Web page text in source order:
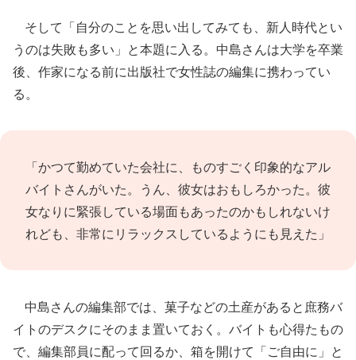
そして「自分のことを思い出してみても、新人時代とい
うのは失敗も多い」と本題に入る。中島さんは大学を卒業
後、作家になる前に出版社で女性誌の編集に携わってい
る。
「かつて勤めていた会社に、ものすごく印象的なアル
バイトさんがいた。うん、彼女はおもしろかった。彼
女なりに緊張している場面もあったのかもしれないけ
れども、非常にリラックスしているようにも見えた」
中島さんの編集部では、菓子などの土産があると庶務バ
イトのデスクにそのまま置いておく。バイトも心得たもの
で、編集部員に配って回るか、箱を開けて「ご自由に」と